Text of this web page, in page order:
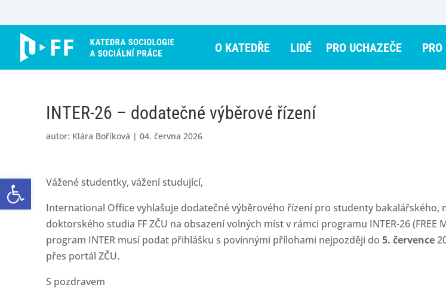
Open toolbar
content
O KATEDŘE LIDÉ PRO UCHAZEČE
INTER-26 – dodatečné výběrové řízení
autor: Klára Boříková | 04. června 2026
Vážené studentky, vážení studující,
International Office vyhlašuje dodatečné výběrového řízení pro studenty bakalářského,
doktorského studia FF ZČU na obsazení volných míst v rámci programu INTER-26 (FREE
program INTER musí podat přihlášku s povinnými přílohami nejpozději do 5. července
přes portál ZČU.
S pozdravem